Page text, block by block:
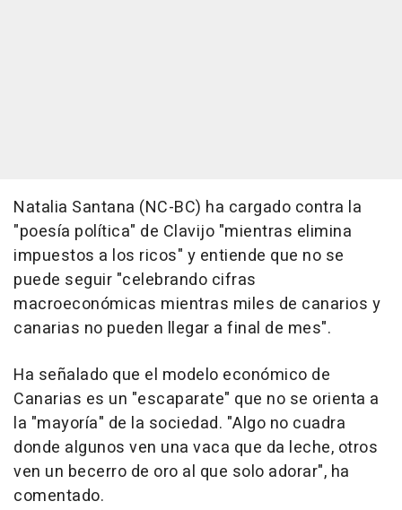
Natalia Santana (NC-BC) ha cargado contra la
"poesía política" de Clavijo "mientras elimina
impuestos a los ricos" y entiende que no se
puede seguir "celebrando cifras
macroeconómicas mientras miles de canarios y
canarias no pueden llegar a final de mes".
Ha señalado que el modelo económico de
Canarias es un "escaparate" que no se orienta a
la "mayoría" de la sociedad. "Algo no cuadra
donde algunos ven una vaca que da leche, otros
ven un becerro de oro al que solo adorar", ha
comentado.